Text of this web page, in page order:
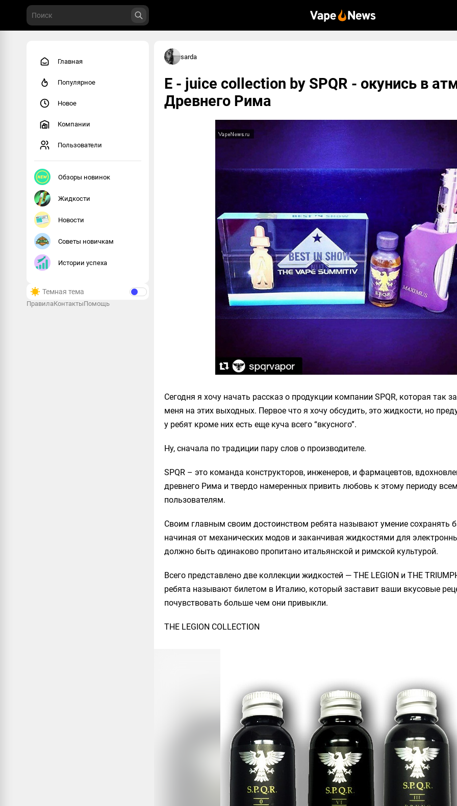
Главная
Популярное
Новое
Компании
Пользователи
Обзоры новинок
Жидкости
Новости
Советы новичкам
Истории успеха
Темная тема
ПравилаКонтактыПомощь
sarda
Е - juice collection by SPQR - окунись в
Древнего Рима
Сегодня я хочу начать рассказ о продукции компании SPQR, которая так
меня на этих выходных. Первое что я хочу обсудить, это жидкости, но
у ребят кроме них есть еще куча всего “вкусного”.
Ну, сначала по традиции пару слов о производителе.
SPQR – это команда конструкторов, инженеров, и фармацевтов,
древнего Рима и твердо намеренных привить любовь к этому периоду
пользователям.
Своим главным своим достоинством ребята называют умение сохранять
начиная от механических модов и заканчивая жидкостями для
должно быть одинаково пропитано итальянской и римской культурой.
Всего представлено две коллекции жидкостей — THE LEGION и THE
ребята называют билетом в Италию, который заставит ваши вкусовые
почувствовать больше чем они привыкли.
THE LEGION COLLECTION